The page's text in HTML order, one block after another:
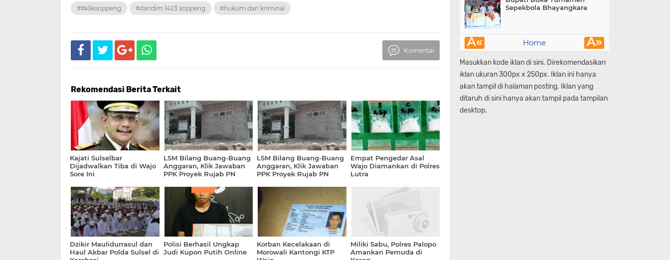
##kliksoppeng #dandim 1423 soppeng #hukum dan kriminal
Komentar
Rekomendasi Berita Terkait
Kajati Sulselbar
Dijadwalkan Tiba di Wajo
Sore Ini
LSM Bilang Buang-Buang
Anggaran, Klik Jawaban
PPK Proyek Rujab PN
LSM Bilang Buang-Buang
Anggaran, Klik Jawaban
PPK Proyek Rujab PN
Empat Pengedar Asal
Wajo Diamankan di Polres
Lutra
Dzikir Maulidurrasul dan
Haul Akbar Polda Sulsel di
Polisi Berhasil Ungkap
Judi Kupon Putih Online
Korban Kecelakaan di
Morowali Kantongi KTP
Miliki Sabu, Polres Palopo
Amankan Pemuda di
Sepekbola Bhayangkara
Â« Â»
Home
Masukkan kode iklan di sini. Direkomendasikan
iklan ukuran 300px x 250px. Iklan ini hanya
akan tampil di halaman posting. Iklan yang
ditaruh di sini hanya akan tampil pada tampilan
desktop.